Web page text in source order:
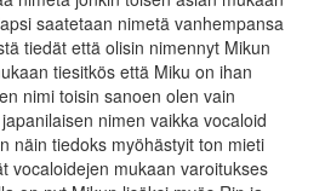
saatetaan nimetä vanhempansa
tiedät että olisin nimennyt Mikun
tiesitkös että Miku on ihan
nimi toisin sanoen olen vain
nimen vaikka vocaloid
näin tiedoks myöhästyit ton mieti
vocaloidejen mukaan varoitukses